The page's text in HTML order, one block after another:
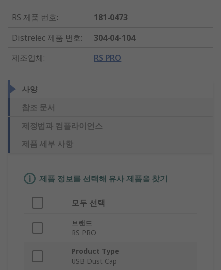
RS 제품 번호:
181-0473
Distrelec 제품 번호:
304-04-104
제조업체: RS PRO
사양
참조 문서
제정법과 컴플라이언스
제품 세부 사항
제품 정보를 선택해 유사 제품을 찾기
모두 선택
브랜드
RS PRO
Product Type
USB Dust Cap